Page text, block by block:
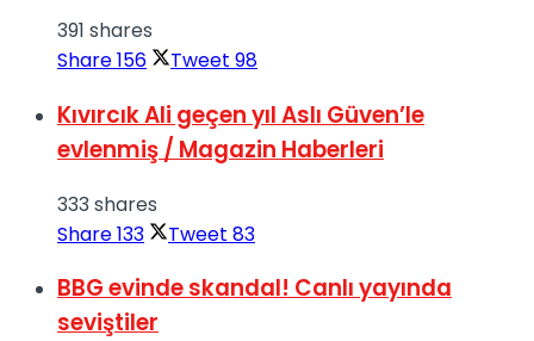
391 shares
Share156 Tweet 98
Kıvırcık Ali geçen yıl Aslı Güven’le
evlenmiş / Magazin Haberleri
333 shares
Share133 Tweet 83
BBG evinde skandal! Canlı yayında
seviştiler